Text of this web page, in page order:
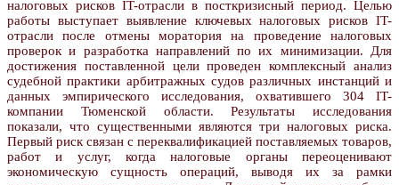
налоговых рисков IT-отрасли в посткризисный период. Целью
работы выступает выявление ключевых налоговых рисков IT-
отрасли после отмены моратория на проведение налоговых
проверок и разработка направлений по их минимизации. Для
достижения поставленной цели проведен комплексный анализ
судебной практики арбитражных судов различных инстанций и
данных эмпирического исследования, охватившего 304 IT-
компании Тюменской области. Результаты исследования
показали, что существенными являются три налоговых риска.
Первый риск связан с переквалификацией поставляемых товаров,
работ и услуг, когда налоговые органы переоценивают
экономическую сущность операций, выводя их за рамки